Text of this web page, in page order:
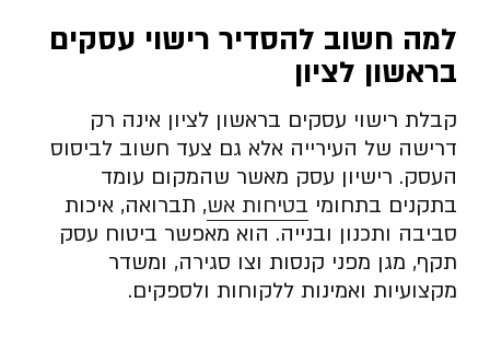
למה חשוב להסדיר רישוי עסקים
בראשון לציון
קבלת רישוי עסקים בראשון לציון אינה רק
דרישה של העירייה אלא גם צעד חשוב לביסוס
העסק. רישיון עסק מאשר שהמקום עומד
בתקנים בתחומי בטיחות אש, תברואה, איכות
סביבה ותכנון ובנייה. הוא מאפשר ביטוח עסק
תקף, מגן מפני קנסות וצו סגירה, ומשדר
מקצועיות ואמינות ללקוחות ולספקים.